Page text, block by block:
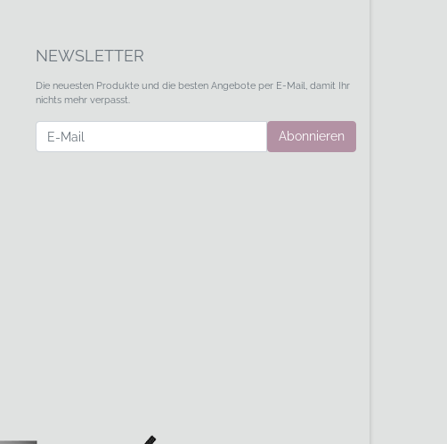
NEWSLETTER
Die neuesten Produkte und die besten Angebote per E-Mail, damit Ihr
nichts mehr verpasst.
Newsletter Abonnieren